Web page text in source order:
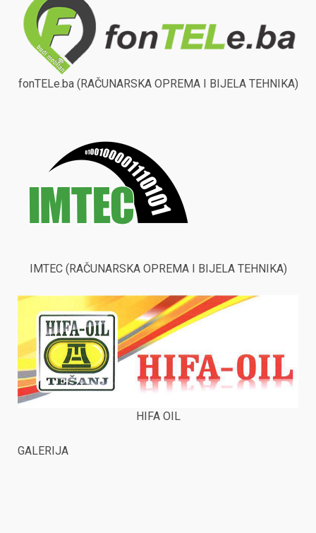
fonTELe.ba (RAČUNARSKA OPREMA I BIJELA TEHNIKA)
IMTEC (RAČUNARSKA OPREMA I BIJELA TEHNIKA)
HIFA OIL
GALERIJA